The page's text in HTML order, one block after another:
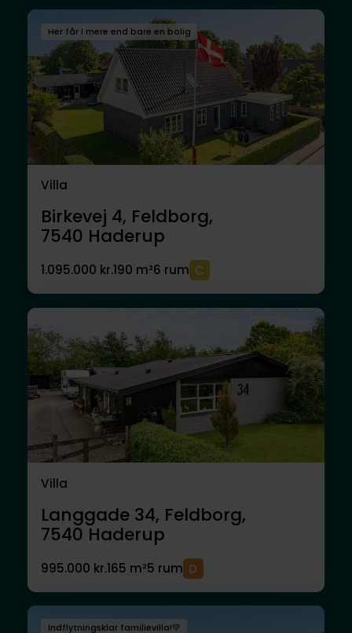
Her får I mere end bare en bolig
Villa
Birkevej 4, Feldborg,
7540 Haderup
1.095.000 kr.190 m²6 rum
Villa
Langgade 34, Feldborg,
7540 Haderup
995.000 kr.165 m²5 rum
Indflytningsklar familievilla!💚